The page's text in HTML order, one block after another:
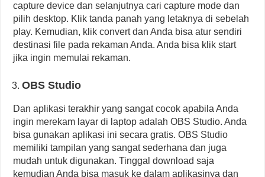
capture device dan selanjutnya cari capture mode dan
pilih desktop. Klik tanda panah yang letaknya di sebelah
play. Kemudian, klik convert dan Anda bisa atur sendiri
destinasi file pada rekaman Anda. Anda bisa klik start
jika ingin memulai rekaman.
OBS Studio
Dan aplikasi terakhir yang sangat cocok apabila Anda
ingin merekam layar di laptop adalah OBS Studio. Anda
bisa gunakan aplikasi ini secara gratis. OBS Studio
memiliki tampilan yang sangat sederhana dan juga
mudah untuk digunakan. Tinggal download saja
kemudian Anda bisa masuk ke dalam aplikasinya dan